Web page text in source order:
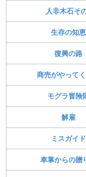
人非木石そ
生存の知恵
復興の路
商売がやって
モグラ冒険
解雇
ミスガイド
車掌からの贈